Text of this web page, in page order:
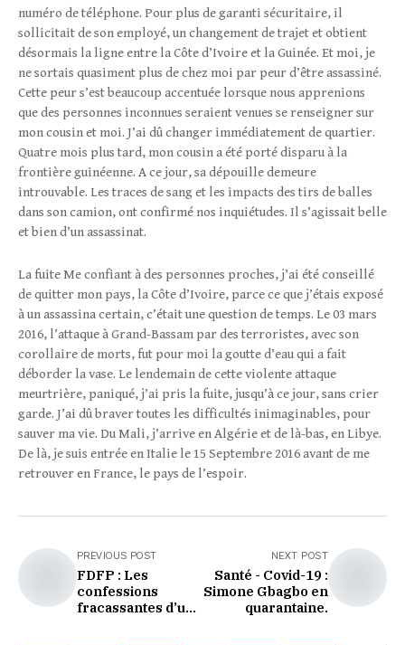
numéro de téléphone. Pour plus de garanti sécuritaire, il
sollicitait de son employé, un changement de trajet et obtient
désormais la ligne entre la Côte d’Ivoire et la Guinée. Et moi, je
ne sortais quasiment plus de chez moi par peur d’être assassiné.
Cette peur s’est beaucoup accentuée lorsque nous apprenions
que des personnes inconnues seraient venues se renseigner sur
mon cousin et moi. J’ai dû changer immédiatement de quartier.
Quatre mois plus tard, mon cousin a été porté disparu à la
frontière guinéenne. A ce jour, sa dépouille demeure
introuvable. Les traces de sang et les impacts des tirs de balles
dans son camion, ont confirmé nos inquiétudes. Il s’agissait belle
et bien d’un assassinat.
La fuite Me confiant à des personnes proches, j’ai été conseillé
de quitter mon pays, la Côte d’Ivoire, parce ce que j’étais exposé
à un assassina certain, c’était une question de temps. Le 03 mars
2016, l’attaque à Grand-Bassam par des terroristes, avec son
corollaire de morts, fut pour moi la goutte d’eau qui a fait
déborder la vase. Le lendemain de cette violente attaque
meurtrière, paniqué, j’ai pris la fuite, jusqu’à ce jour, sans crier
garde. J’ai dû braver toutes les difficultés inimaginables, pour
sauver ma vie. Du Mali, j’arrive en Algérie et de là-bas, en Libye.
De là, je suis entrée en Italie le 15 Septembre 2016 avant de me
retrouver en France, le pays de l’espoir.
PREVIOUS POST
FDFP : Les
confessions
fracassantes d’un
NEXT POST
Santé - Covid-19 :
Simone Gbagbo en
quarantaine.